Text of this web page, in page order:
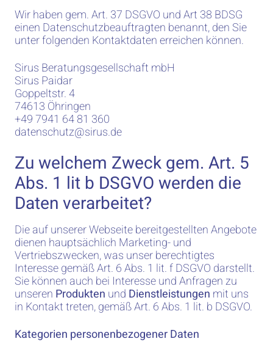
Wir haben gem. Art. 37 DSGVO und Art 38 BDSG
einen Datenschutzbeauftragten benannt, den Sie
unter folgenden Kontaktdaten erreichen können.
Sirus Beratungsgesellschaft mbH
Sirus Paidar
Goppeltstr. 4
74613 Öhringen
+49 7941 64 81 360
datenschutz@sirus.de
Zu welchem Zweck gem. Art. 5
Abs. 1 lit b DSGVO werden die
Daten verarbeitet?
Die auf unserer Webseite bereitgestellten Angebote
dienen hauptsächlich Marketing- und
Vertriebszwecken, was unser berechtigtes
Interesse gemäß Art. 6 Abs. 1 lit. f DSGVO darstellt.
Sie können auch bei Interesse und Anfragen zu
unseren Produkten und Dienstleistungen mit uns
in Kontakt treten, gemäß Art. 6 Abs. 1 lit. b DSGVO.
Kategorien personenbezogener Daten